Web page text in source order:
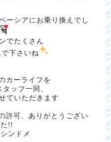
ーシアにお乗り換えでし
でたくさん
下さいね
カーライフを
ッフ一同、
ていただきます
許可、ありがとうござい
!!
ンドメ